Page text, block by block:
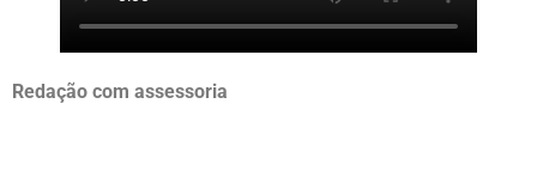
Redação com assessoria